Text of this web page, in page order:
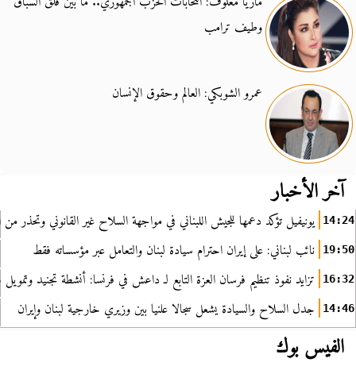
وطيف ترامب
عمرو الشوبكي: العالم وحقوق الإنسان
آخر الأخبار
14:24 يونيفيل تؤكد دعمها للجيش اللبناني في مواجهة السلاح غير القانوني وتحذر من
19:50 نائب لبناني: على إيران احترام سيادة لبنان والتعامل عبر مؤسساته فقط
16:32 تزايد نفوذ تنظيم فرسان العزة التابع لـ داعش في فرنسا: أنشطة تجنيد
14:46 جدل السلاح والسيادة يشعل سجالا علنيا بين وزيري خارجية لبنان وإيران
الفيس بوك